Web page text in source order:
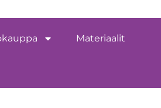
Materiaalit